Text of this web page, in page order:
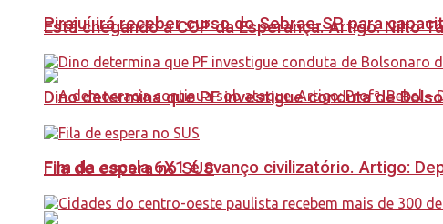
Pirajuí irá receber curso do Sebrae-SP para
Fim da escala 6X1 é avanço civilizatório. Artigo:
Está chegando a COP da Esperança. Artigo: Nilto
Dino determina que PF investigue conduta de
Fila de espera no SUS